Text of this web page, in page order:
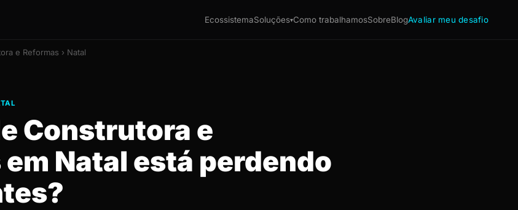
EcossistemaSoluções▾Como trabalhamosSobreBlogAvaliar meu desafio
e Reformas › Natal
Construtora e
Natal está perdendo